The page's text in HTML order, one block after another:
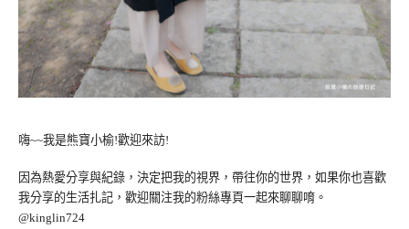
嗨~~我是熊寶小榆!歡迎來訪!
因為熱愛分享與紀錄，決定把我的視界，帶往你的世界，如果你也喜歡
我分享的生活扎記，歡迎關注我的粉絲專頁一起來聊聊唷。
@kinglin724